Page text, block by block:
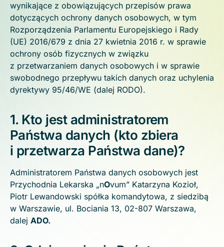
wynikające z obowiązujących przepisów prawa
dotyczących ochrony danych osobowych, w tym
Rozporządzenia Parlamentu Europejskiego i Rady
(UE) 2016/679 z dnia 27 kwietnia 2016 r. w sprawie
ochrony osób fizycznych w związku
z przetwarzaniem danych osobowych i w sprawie
swobodnego przepływu takich danych oraz uchylenia
dyrektywy 95/46/WE (dalej RODO).
1. Kto jest administratorem
Państwa danych (kto zbiera
i przetwarza Państwa dane)?
Administratorem Państwa danych osobowych jest
Przychodnia Lekarska „nOvum” Katarzyna Kozioł,
Piotr Lewandowski spółka komandytowa, z siedzibą
w Warszawie, ul. Bociania 13, 02-807 Warszawa,
dalej ADO.